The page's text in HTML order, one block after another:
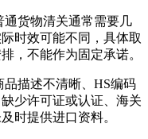
货物清关通常需要几
时效可能不同，具体取
，不能作为固定承诺。
描述不清晰、HS编码
少许可证或认证、海关
时提供进口资料。